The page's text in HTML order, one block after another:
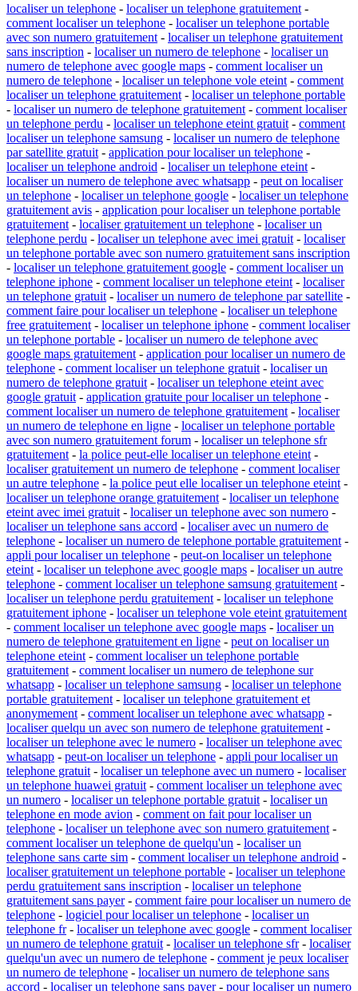
localiser un telephone - localiser un telephone gratuitement -
comment localiser un telephone - localiser un telephone portable
avec son numero gratuitement - localiser un telephone gratuitement
sans inscription - localiser un numero de telephone - localiser un
numero de telephone avec google maps - comment localiser un
numero de telephone - localiser un telephone vole eteint - comment
localiser un telephone gratuitement - localiser un telephone portable
- localiser un numero de telephone gratuitement - comment localiser
un telephone perdu - localiser un telephone eteint gratuit - comment
localiser un telephone samsung - localiser un numero de telephone
par satellite gratuit - application pour localiser un telephone -
localiser un telephone android - localiser un telephone eteint -
localiser un numero de telephone avec whatsapp - peut on localiser
un telephone - localiser un telephone google - localiser un telephone
gratuitement avis - application pour localiser un telephone portable
gratuitement - localiser gratuitement un telephone - localiser un
telephone perdu - localiser un telephone avec imei gratuit - localiser
un telephone portable avec son numero gratuitement sans inscription
- localiser un telephone gratuitement google - comment localiser un
telephone iphone - comment localiser un telephone eteint - localiser
un telephone gratuit - localiser un numero de telephone par satellite -
comment faire pour localiser un telephone - localiser un telephone
free gratuitement - localiser un telephone iphone - comment localiser
un telephone portable - localiser un numero de telephone avec
google maps gratuitement - application pour localiser un numero de
telephone - comment localiser un telephone gratuit - localiser un
numero de telephone gratuit - localiser un telephone eteint avec
google gratuit - application gratuite pour localiser un telephone -
comment localiser un numero de telephone gratuitement - localiser
un numero de telephone en ligne - localiser un telephone portable
avec son numero gratuitement forum - localiser un telephone sfr
gratuitement - la police peut-elle localiser un telephone eteint -
localiser gratuitement un numero de telephone - comment localiser
un autre telephone - la police peut elle localiser un telephone eteint -
localiser un telephone orange gratuitement - localiser un telephone
eteint avec imei gratuit - localiser un telephone avec son numero -
localiser un telephone sans accord - localiser avec un numero de
telephone - localiser un numero de telephone portable gratuitement -
appli pour localiser un telephone - peut-on localiser un telephone
eteint - localiser un telephone avec google maps - localiser un autre
telephone - comment localiser un telephone samsung gratuitement -
localiser un telephone perdu gratuitement - localiser un telephone
gratuitement iphone - localiser un telephone vole eteint gratuitement
- comment localiser un telephone avec google maps - localiser un
numero de telephone gratuitement en ligne - peut on localiser un
telephone eteint - comment localiser un telephone portable
gratuitement - comment localiser un numero de telephone sur
whatsapp - localiser un telephone samsung - localiser un telephone
portable gratuitement - localiser un telephone gratuitement et
anonymement - comment localiser un telephone avec whatsapp -
localiser quelqu un avec son numero de telephone gratuitement -
localiser un telephone avec le numero - localiser un telephone avec
whatsapp - peut-on localiser un telephone - appli pour localiser un
telephone gratuit - localiser un telephone avec un numero - localiser
un telephone huawei gratuit - comment localiser un telephone avec
un numero - localiser un telephone portable gratuit - localiser un
telephone en mode avion - comment on fait pour localiser un
telephone - localiser un telephone avec son numero gratuitement -
comment localiser un telephone de quelqu'un - localiser un
telephone sans carte sim - comment localiser un telephone android -
localiser gratuitement un telephone portable - localiser un telephone
perdu gratuitement sans inscription - localiser un telephone
gratuitement sans payer- comment faire pour localiser un numero de
telephone - logiciel pour localiser un telephone - localiser un
telephone fr- localiser un telephone avec google - comment localiser
un numero de telephone gratuit - localiser un telephone sfr- localiser
quelqu'un avec un numero de telephone - comment je peux localiser
un numero de telephone - localiser un numero de telephone sans
accord - localiser un telephone sans payer- pour localiser un numero